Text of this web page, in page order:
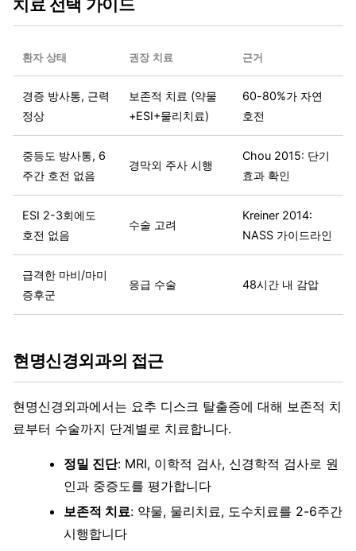
치료 선택 가이드
환자 상태 권장 치료 근거
경증 방사통, 근력
정상
보존적 치료 (약물
+ESI+물리치료)
60-80%가 자연
호전
중등도 방사통, 6
주간 호전 없음
경막외 주사 시행
Chou 2015: 단기
효과 확인
ESI 2-3회에도
호전 없음
수술 고려
Kreiner 2014:
NASS 가이드라인
급격한 마비/마미
증후군
응급 수술 48시간 내 감압
현명신경외과의 접근
현명신경외과에서는 요추 디스크 탈출증에 대해 보존적 치
료부터 수술까지 단계별로 치료합니다.
정밀 진단: MRI, 이학적 검사, 신경학적 검사로 원
인과 중증도를 평가합니다
보존적 치료: 약물, 물리치료, 도수치료를 2-6주간
시행합니다